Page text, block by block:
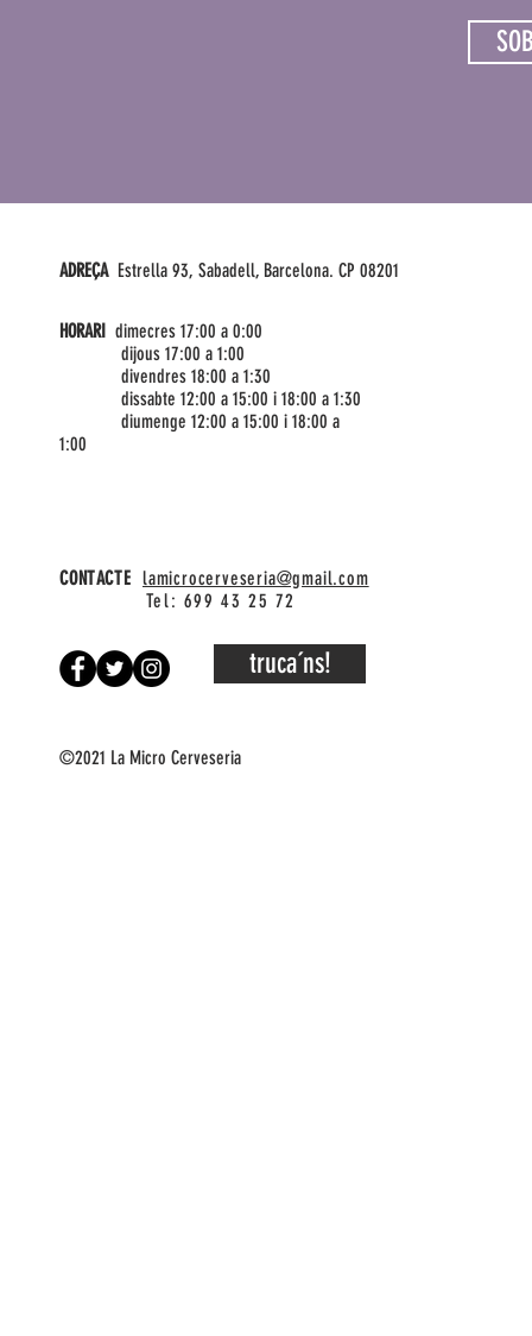
ADREÇA Estrella 93, Sabadell, Barcelona. CP 08201
HORARI dimecres 17:00 a 0:00
dijous 17:00 a 1:00
divendres 18:00 a 1:30
dissabte 12:00 a 15:00 i 18:00 a 1:30
diumenge 12:00 a 15:00 i 18:00 a
1:00
CONTACTE lamicrocerveseria@gmail.com
Tel: 699 43 25 72
truca´ns!
©2021 La Micro Cerveseria